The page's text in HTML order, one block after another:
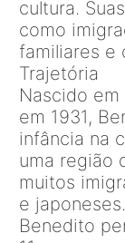
cultura.
como
familiares e
Trajetória
Nascido em
em 1931,
infância na
uma região
muitos
e
Benedito